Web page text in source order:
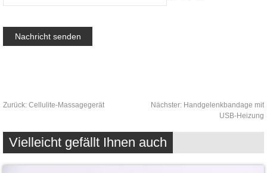
Zurück: Cellulite-Massagegerät Nächster: Handgelenkbandage mit
USB-Heizung
Vielleicht gefällt Ihnen auch